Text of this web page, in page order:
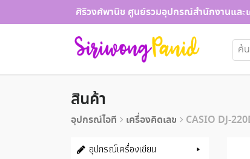
to
ศิริวงศ์พานิช ศูนย์รวมอุปกรณ์สำนักงานและ
ค้น
สินค้า
อุปกรณ์ไอที เครื่องคิดเลข CASIO DJ-
อุปกรณ์เครื่องเขียน